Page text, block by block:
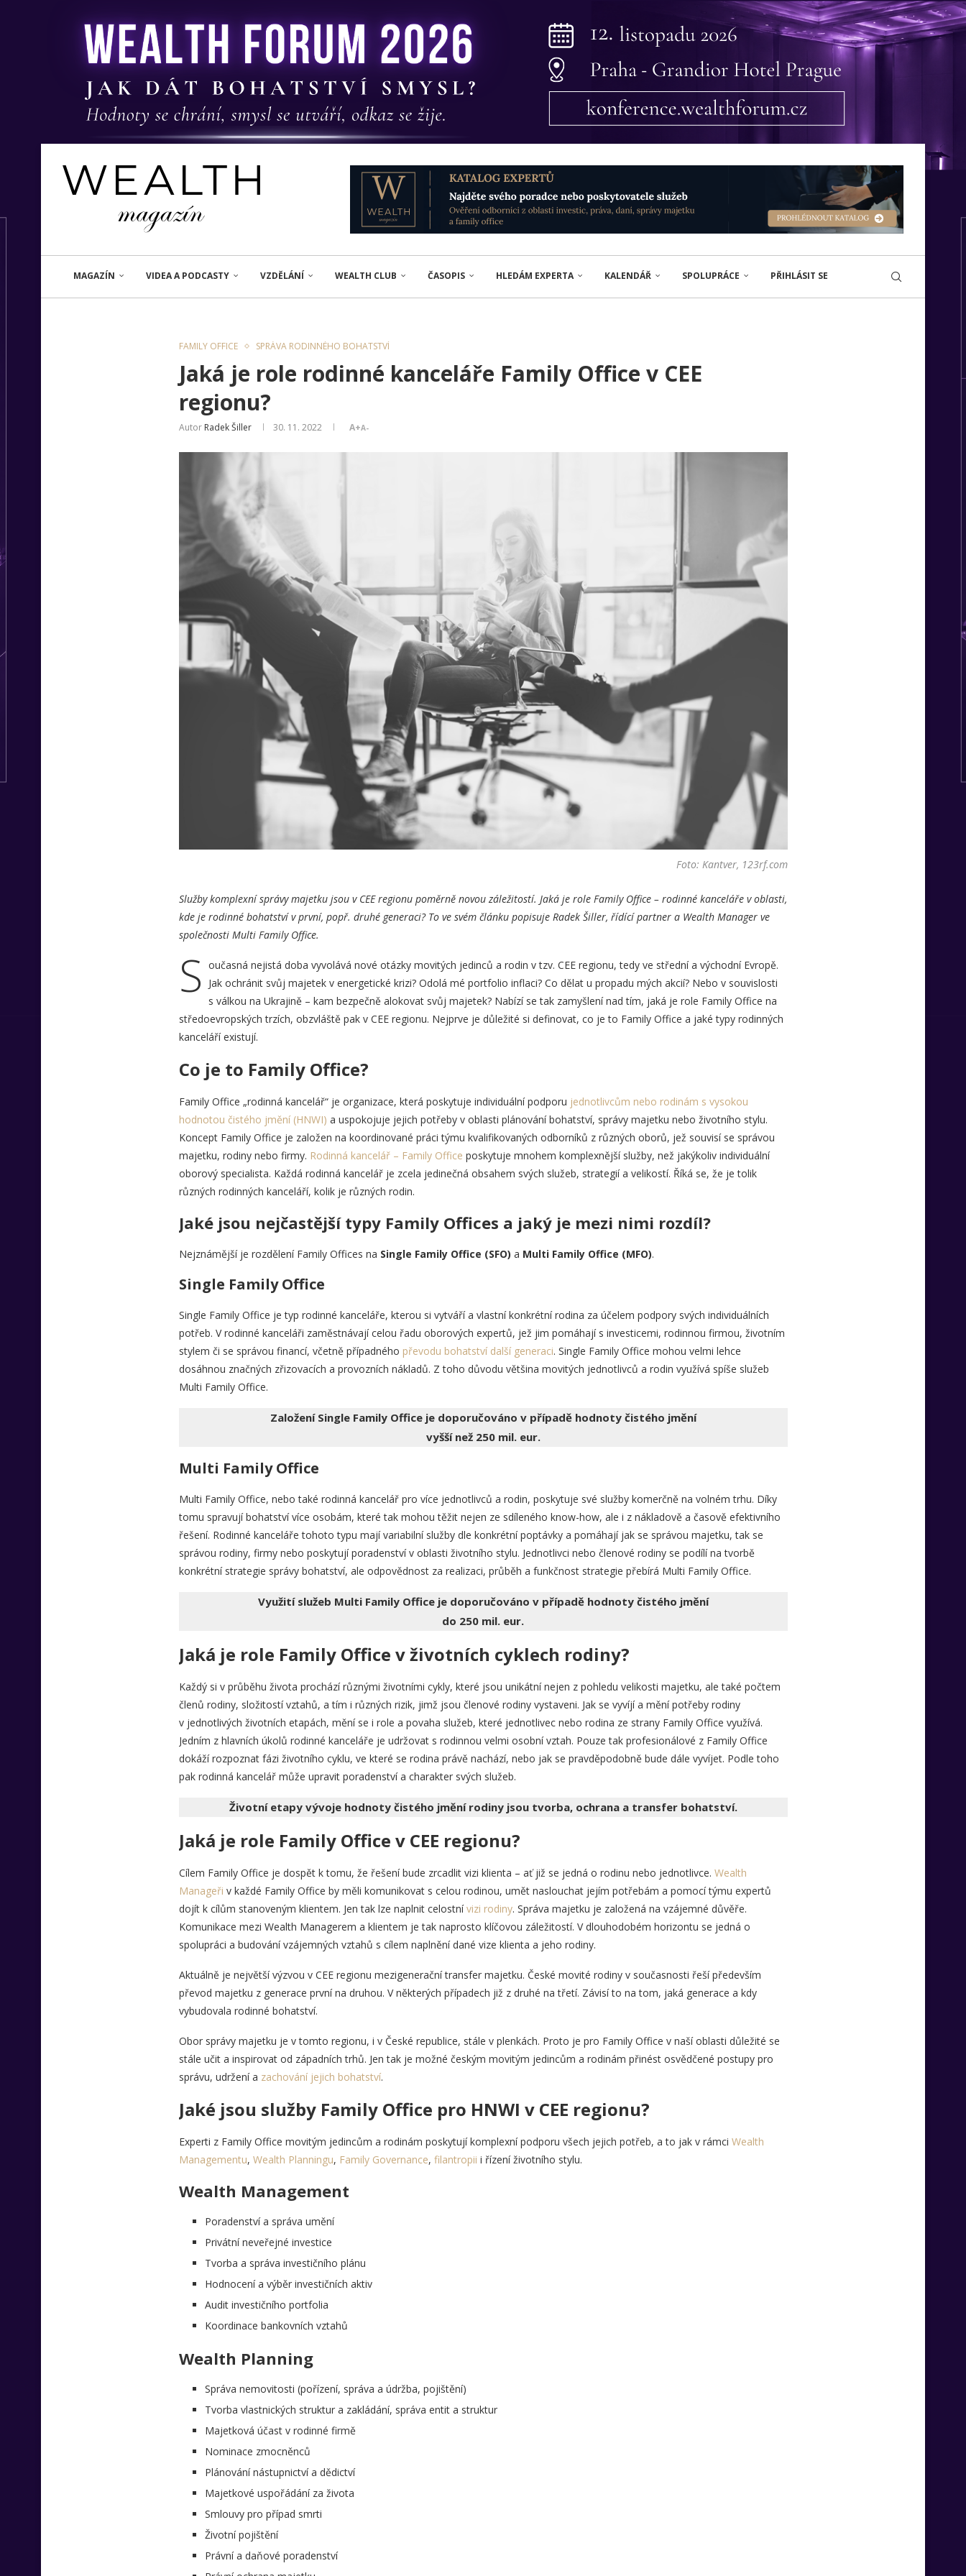
MAGAZÍN VIDEA A PODCASTY VZDĚLÁNÍ WEALTH CLUB ČASOPIS HLEDÁM EXPERTA KALENDÁŘ SPOLUPRÁCE PŘIHLÁSIT SE
FAMILY OFFICE SPRÁVA RODINNÉHO BOHATSTVÍ
Jaká je role rodinné kanceláře Family Office v CEE
regionu?
Autor Radek Šiller 30. 11. 2022 A+A-
Foto: Kantver, 123rf.com
Služby komplexní správy majetku jsou v CEE regionu poměrně novou záležitostí. Jaká je role Family Office – rodinné kanceláře v oblasti,
kde je rodinné bohatství v první, popř. druhé generaci? To ve svém článku popisuje Radek Šiller, řídící partner a Wealth Manager ve
společnosti Multi Family Office.
S oučasná nejistá doba vyvolává nové otázky movitých jedinců a rodin v tzv. CEE regionu, tedy ve střední a východní Evropě.
Jak ochránit svůj majetek v energetické krizi? Odolá mé portfolio inflaci? Co dělat u propadu mých akcií? Nebo v souvislosti
s válkou na Ukrajině – kam bezpečně alokovat svůj majetek? Nabízí se tak zamyšlení nad tím, jaká je role Family Office na
středoevropských trzích, obzvláště pak v CEE regionu. Nejprve je důležité si definovat, co je to Family Office a jaké typy rodinných
kanceláří existují.
Co je to Family Office?
Family Office „rodinná kancelář“ je organizace, která poskytuje individuální podporu jednotlivcům nebo rodinám s vysokou
hodnotou čistého jmění (HNWI) a uspokojuje jejich potřeby v oblasti plánování bohatství, správy majetku nebo životního stylu.
Koncept Family Office je založen na koordinované práci týmu kvalifikovaných odborníků z různých oborů, jež souvisí se správou
majetku, rodiny nebo firmy. Rodinná kancelář – Family Office poskytuje mnohem komplexnější služby, než jakýkoliv individuální
oborový specialista. Každá rodinná kancelář je zcela jedinečná obsahem svých služeb, strategií a velikostí. Říká se, že je tolik
různých rodinných kanceláří, kolik je různých rodin.
Jaké jsou nejčastější typy Family Offices a jaký je mezi nimi rozdíl?
Nejznámější je rozdělení Family Offices na Single Family Office (SFO) a Multi Family Office (MFO).
Single Family Office
Single Family Office je typ rodinné kanceláře, kterou si vytváří a vlastní konkrétní rodina za účelem podpory svých individuálních
potřeb. V rodinné kanceláři zaměstnávají celou řadu oborových expertů, jež jim pomáhají s investicemi, rodinnou firmou, životním
stylem či se správou financí, včetně případného převodu bohatství další generaci. Single Family Office mohou velmi lehce
dosáhnou značných zřizovacích a provozních nákladů. Z toho důvodu většina movitých jednotlivců a rodin využívá spíše služeb
Multi Family Office.
Založení Single Family Office je doporučováno v případě hodnoty čistého jmění
vyšší než 250 mil. eur.
Multi Family Office
Multi Family Office, nebo také rodinná kancelář pro více jednotlivců a rodin, poskytuje své služby komerčně na volném trhu. Díky
tomu spravují bohatství více osobám, které tak mohou těžit nejen ze sdíleného know-how, ale i z nákladově a časově efektivního
řešení. Rodinné kanceláře tohoto typu mají variabilní služby dle konkrétní poptávky a pomáhají jak se správou majetku, tak se
správou rodiny, firmy nebo poskytují poradenství v oblasti životního stylu. Jednotlivci nebo členové rodiny se podílí na tvorbě
konkrétní strategie správy bohatství, ale odpovědnost za realizaci, průběh a funkčnost strategie přebírá Multi Family Office.
Využití služeb Multi Family Office je doporučováno v případě hodnoty čistého jmění
do 250 mil. eur.
Jaká je role Family Office v životních cyklech rodiny?
Každý si v průběhu života prochází různými životními cykly, které jsou unikátní nejen z pohledu velikosti majetku, ale také počtem
členů rodiny, složitostí vztahů, a tím i různých rizik, jimž jsou členové rodiny vystaveni. Jak se vyvíjí a mění potřeby rodiny
v jednotlivých životních etapách, mění se i role a povaha služeb, které jednotlivec nebo rodina ze strany Family Office využívá.
Jedním z hlavních úkolů rodinné kanceláře je udržovat s rodinnou velmi osobní vztah. Pouze tak profesionálové z Family Office
dokáží rozpoznat fázi životního cyklu, ve které se rodina právě nachází, nebo jak se pravděpodobně bude dále vyvíjet. Podle toho
pak rodinná kancelář může upravit poradenství a charakter svých služeb.
Životní etapy vývoje hodnoty čistého jmění rodiny jsou tvorba, ochrana a transfer bohatství.
Jaká je role Family Office v CEE regionu?
Cílem Family Office je dospět k tomu, že řešení bude zrcadlit vizi klienta – ať již se jedná o rodinu nebo jednotlivce. Wealth
Manageři v každé Family Office by měli komunikovat s celou rodinou, umět naslouchat jejím potřebám a pomocí týmu expertů
dojít k cílům stanoveným klientem. Jen tak lze naplnit celostnívizi rodiny. Správa majetku je založená na vzájemné důvěře.
Komunikace mezi Wealth Managerem a klientem je tak naprosto klíčovou záležitostí. V dlouhodobém horizontu se jedná o
spolupráci a budování vzájemných vztahů s cílem naplnění dané vize klienta a jeho rodiny.
Aktuálně je největší výzvou v CEE regionu mezigenerační transfer majetku. České movité rodiny v současnosti řeší především
převod majetku z generace první na druhou. V některých případech již z druhé na třetí. Závisí to na tom, jaká generace a kdy
vybudovala rodinné bohatství.
Obor správy majetku je v tomto regionu, i v České republice, stále v plenkách. Proto je pro Family Office v naší oblasti důležité se
stále učit a inspirovat od západních trhů. Jen tak je možné českým movitým jedincům a rodinám přinést osvědčené postupy pro
správu, udržení a zachování jejich bohatství.
Jaké jsou služby Family Office pro HNWI v CEE regionu?
Experti z Family Office movitým jedincům a rodinám poskytují komplexní podporu všech jejich potřeb, a to jak v rámci Wealth
Managementu, Wealth Planningu, Family Governance, filantropii i řízení životního stylu.
Wealth Management
Poradenství a správa umění
Privátní neveřejné investice
Tvorba a správa investičního plánu
Hodnocení a výběr investičních aktiv
Audit investičního portfolia
Koordinace bankovních vztahů
Wealth Planning
Správa nemovitosti (pořízení, správa a údržba, pojištění)
Tvorba vlastnických struktur a zakládání, správa entit a struktur
Majetková účast v rodinné firmě
Nominace zmocněnců
Plánování nástupnictví a dědictví
Majetkové uspořádání za života
Smlouvy pro případ smrti
Životní pojištění
Právní a daňové poradenství